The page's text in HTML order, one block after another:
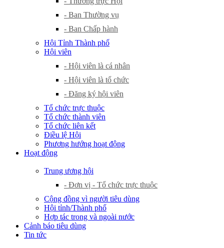
- Ban Thường vụ
- Ban Chấp hành
Hội Tỉnh Thành phố
Hội viên
- Hội viên là cá nhân
- Hội viên là tổ chức
- Đăng ký hội viên
Tổ chức trực thuộc
Tổ chức thành viên
Tổ chức liên kết
Điều lệ Hội
Phương hướng hoạt động
Hoạt động
Trung ương hội
- Đơn vị - Tổ chức trực thuộc
Cộng đồng vì người tiêu dùng
Hội tỉnh/Thành phố
Hợp tác trong và ngoài nước
Cảnh báo tiêu dùng
Tin tức